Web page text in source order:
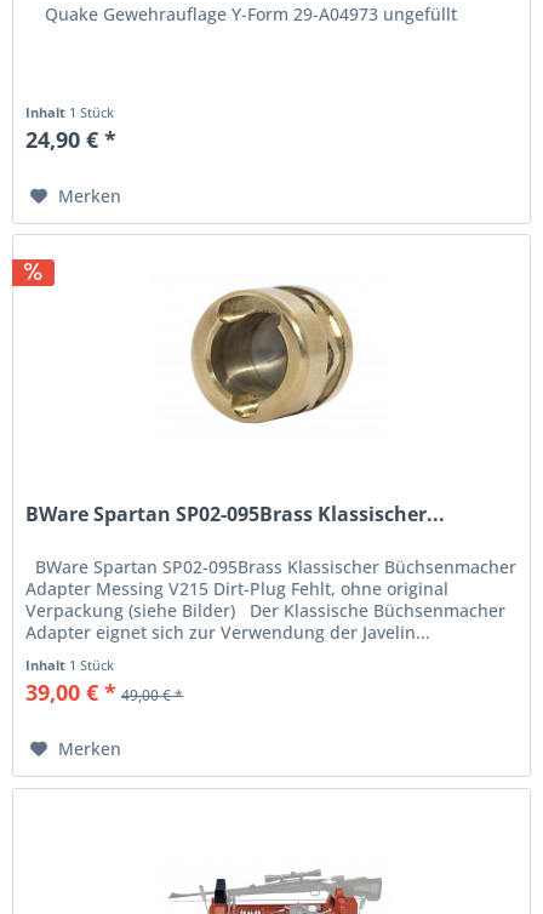
Quake Gewehrauflage Y-Form 29-A04973 ungefüllt
Inhalt 1 Stück
24,90 € *
Merken
BWare Spartan SP02-095Brass Klassischer...
BWare Spartan SP02-095Brass Klassischer Büchsenmacher
Adapter Messing V215 Dirt-Plug Fehlt, ohne original
Verpackung (siehe Bilder) Der Klassische Büchsenmacher
Adapter eignet sich zur Verwendung der Javelin...
Inhalt 1 Stück
39,00 € * 49,00 € *
Merken